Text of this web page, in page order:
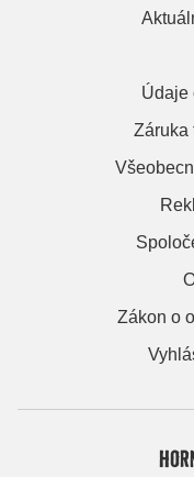
Údaje
Záruka
Zákon o